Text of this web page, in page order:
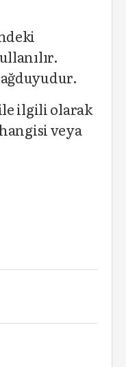
ilgili olarak
veya